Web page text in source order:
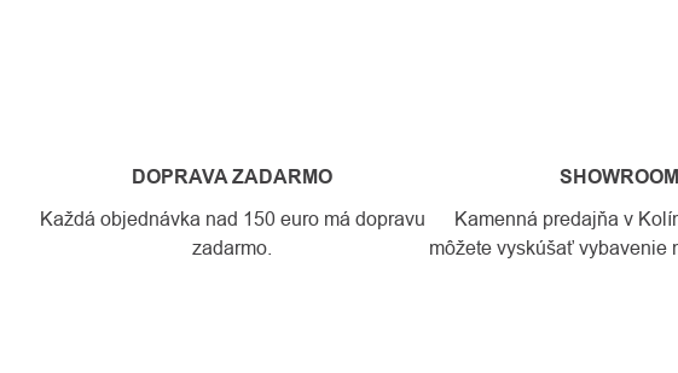
DOPRAVA ZADARMO
Každá objednávka nad 150 euro má dopravu
zadarmo.
SHOWROOM
Kamenná predajňa v
môžete vyskúšať vybavenie